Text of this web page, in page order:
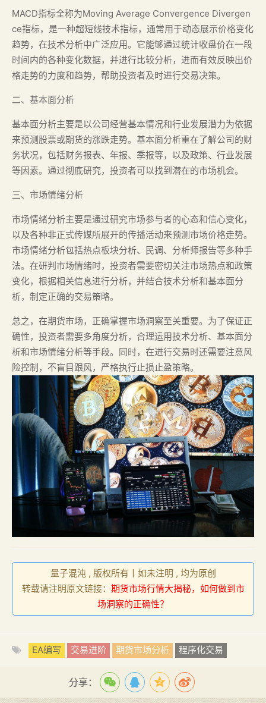
MACD指标全称为Moving Average Convergence Divergen
ce指标，是一种超短线技术指标，通常用于动态展示价格变化
趋势，在技术分析中广泛应用。它能够通过统计收盘价在一段
时间内的各种变化数据，并进行比较分析，进而有效反映出价
格走势的力度和趋势，帮助投资者及时进行交易决策。
二、基本面分析
基本面分析主要是以公司经营基本情况和行业发展潜力为依据
来预测股票或期货的涨跌走势。基本面分析重在了解公司的财
务状况，包括财务报表、年报、季报等，以及政策、行业发展
等因素。通过彻底研究，投资者可以找到潜在的市场机会。
三、市场情绪分析
市场情绪分析主要是通过研究市场参与者的心态和信心变化，
以及各种非正式传媒所展开的传播活动来预测市场价格走势。
市场情绪分析包括热点板块分析、民调、分析师报告等多种手
法。在研判市场情绪时，投资者需要密切关注市场热点和政策
变化，根据相关信息进行分析，并结合技术分析和基本面分
析，制定正确的交易策略。
总之，在期货市场，正确掌握市场洞察至关重要。为了保证正
确性，投资者需要多角度分析，合理运用技术分析、基本面分
析和市场情绪分析等手段。同时，在进行交易时还需要注意风
险控制，不盲目跟风，严格执行止损止盈策略。
量子混沌 , 版权所有丨如未注明 , 均为原创
转载请注明原文链接： 期货市场行情大揭秘，如何做到市
场洞察的正确性？
EA编写 交易进阶 期货市场分析 程序化交易
分享：